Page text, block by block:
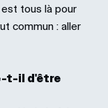
tous là pour
commun : aller
t-il d'être